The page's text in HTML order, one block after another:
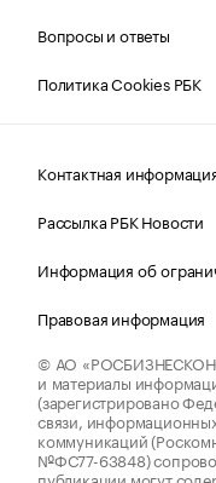
Вопросы и ответы
Политика Cookies РБК
Контактная
Рассылка РБК Новости
Информация об
Правовая информация
© АО
и материалы
(зарегистрировано
связи,
коммуникаций
№ФС77-63848)